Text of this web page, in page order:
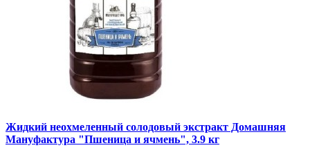
Жидкий неохмеленный солодовый экстракт Домашняя
Мануфактура "Пшеница и ячмень", 3.9 кг